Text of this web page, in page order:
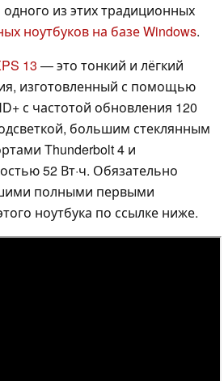
из этих традиционных
ноутбуков на базе Windows.
13 — это тонкий и лёгкий
изготовленный с помощью
с частотой обновления 120
большим стеклянным
Thunderbolt 4 и
52 Вт·ч. Обязательно
полными первыми
ноутбука по ссылке ниже.